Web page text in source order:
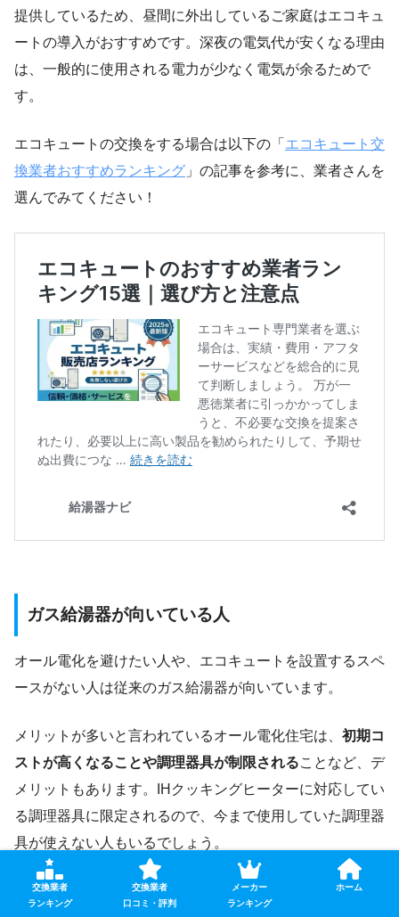
提供しているため、昼間に外出しているご家庭はエコキュ
ートの導入がおすすめです。深夜の電気代が安くなる理由
は、一般的に使用される電力が少なく電気が余るためで
す。
エコキュートの交換をする場合は以下の「 エコキュート交
換業者おすすめランキング 」の記事を参考に、業者さんを
選んでみてください！
ガス給湯器が向いている人
オール電化を避けたい人や、エコキュートを設置するスペ
ースがない人は従来のガス給湯器が向いています。
メリットが多いと言われているオール電化住宅は、 初期コ
ストが高くなることや調理器具が制限されることなど、デ
メリットもあります。IHクッキングヒーターに対応してい
る調理器具に限定されるので、今まで使用していた調理器
具が使えない人もいるでしょう。
ガス給湯器やエコキュートを設置もしくは交換する場合、
交換業者
ランキング
交換業者
口コミ・評判
メーカー
ランキング
ホーム